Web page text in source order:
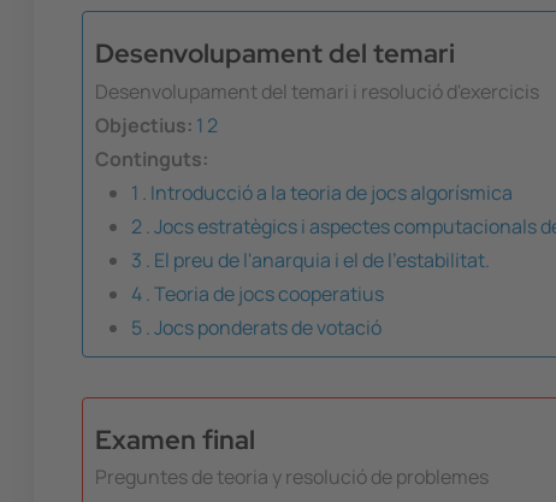
Desenvolupament del temari
Desenvolupament del temari i resolució d'exercicis
Objectius: 1 2
Continguts:
1 . Introducció a la teoria de jocs algorísmica
2 . Jocs estratègics i aspectes computacionals
3 . El preu de l'anarquia i el de l'estabilitat.
4 . Teoria de jocs cooperatius
5 . Jocs ponderats de votació
Examen final
Preguntes de teoria y resolució de problemes